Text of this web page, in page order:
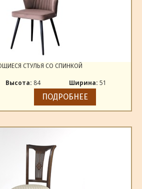
СТУЛЬЯ СО СПИНКОЙ
Высота: 84 Ширина: 51
ПОДРОБНЕЕ